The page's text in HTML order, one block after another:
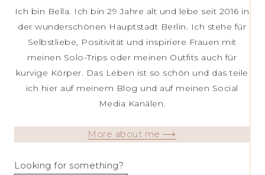
Ich bin Bella. Ich bin 29 Jahre alt und lebe seit 2016 in
der wunderschönen Hauptstadt Berlin. Ich stehe für
Selbstliebe, Positivität und inspiriere Frauen mit
meinen Solo-Trips oder meinen Outfits auch für
kurvige Körper. Das Leben ist so schön und das teile
ich hier auf meinem Blog und auf meinen Social
Media Kanälen.
More about me ⟶
Looking for something?